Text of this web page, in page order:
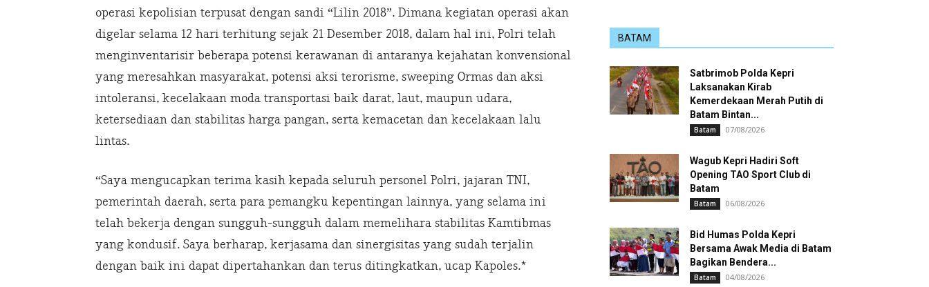
operasi kepolisian terpusat dengan sandi “Lilin 2018”. Dimana kegiatan operasi akan
digelar selama 12 hari terhitung sejak 21 Desember 2018, dalam hal ini, Polri telah
menginventarisir beberapa potensi kerawanan di antaranya kejahatan konvensional
yang meresahkan masyarakat, potensi aksi terorisme, sweeping Ormas dan aksi
intoleransi, kecelakaan moda transportasi baik darat, laut, maupun udara,
ketersediaan dan stabilitas harga pangan, serta kemacetan dan kecelakaan lalu
lintas.
“Saya mengucapkan terima kasih kepada seluruh personel Polri, jajaran TNI,
pemerintah daerah, serta para pemangku kepentingan lainnya, yang selama ini
telah bekerja dengan sungguh-sungguh dalam memelihara stabilitas Kamtibmas
yang kondusif. Saya berharap, kerjasama dan sinergisitas yang sudah terjalin
dengan baik ini dapat dipertahankan dan terus ditingkatkan, ucap Kapoles.*
BATAM
Satbrimob Polda Kepri
Laksanakan Kirab
Kemerdekaan Merah Putih di
Batam Bintan...
Batam 07/08/2026
Wagub Kepri Hadiri Soft
Opening TAO Sport Club di
Batam
Batam 06/08/2026
Bid Humas Polda Kepri
Bersama Awak Media di Batam
Bagikan Bendera...
Batam 04/08/2026